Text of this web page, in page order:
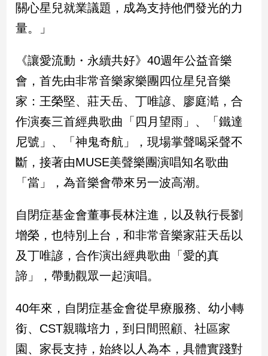
觀
兩
岸/
國
際
會/
地
方
病
專
區
台
灣
觀
關心星兒就業議題，成為支持他們發光的力
量。」
《讓愛流動・永續共好》40週年公益音樂
會，首先由非常音樂家樂團四位星兒音樂
家：王榮堅、莊天岳、丁唯諺、廖庭澔，合
作演奏三首經典歌曲「四月望雨」、「鐵達
尼號」、「神鬼奇航」，現場掌聲喝采聲不
斷，接著由MUSE美聲樂團演唱知名歌曲
「當」，為音樂會帶來另一波高潮。
自閉症基金會董事長林注進，以及執行長劉
增榮，也特別上台，和非常音樂家莊天岳以
及丁唯諺，合作演出經典歌曲「愛的真
諦」，帶動觀眾一起演唱。
40年來，自閉症基金會從早療服務、幼小轉
銜、CST親職培力，到日間照顧、社區家
園、家長支持，始終以人為本，具體實踐對